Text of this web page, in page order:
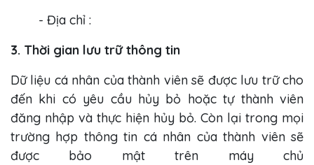
- Địa chỉ :
3. Thời gian lưu trữ thông tin
Dữ liệu cá nhân của thành viên sẽ được lưu trữ cho
đến khi có yêu cầu hủy bỏ hoặc tự thành viên
đăng nhập và thực hiện hủy bỏ. Còn lại trong mọi
trường hợp thông tin cá nhân của thành viên sẽ
được bảo mật trên máy chủ